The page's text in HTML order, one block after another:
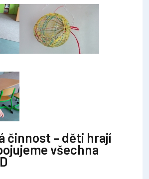
činnost – děti hrají
všechna